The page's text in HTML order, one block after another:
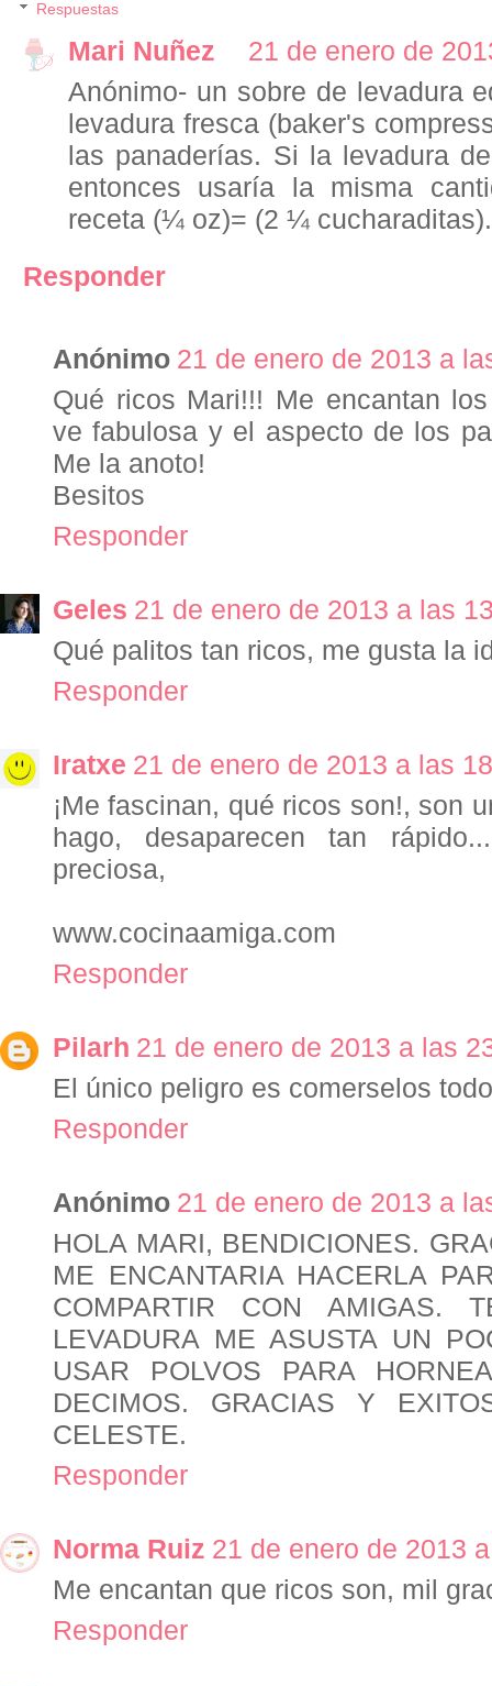
Respuestas
Mari Nuñez
21 de enero de
Anónimo- un sobre de levadura
levadura fresca (baker's
las panaderías. Si la levadura
entonces usaría la misma
receta (¼ oz)= (2 ¼ cucharaditas).
Responder
Anónimo 21 de enero de 2013 a
Qué ricos Mari!!! Me encantan
ve fabulosa y el aspecto de los
Me la anoto!
Besitos
Responder
Geles 21 de enero de 2013 a las
Qué palitos tan ricos, me gusta la
Responder
Iratxe 21 de enero de 2013 a las
¡Me fascinan, qué ricos son!, son
hago, desaparecen tan
preciosa,
www.cocinaamiga.com
Responder
Pilarh 21 de enero de 2013 a las
El único peligro es comerselos
Responder
Anónimo 21 de enero de 2013 a
HOLA MARI, BENDICIONES.
ME ENCANTARIA HACERLA
COMPARTIR CON AMIGAS.
LEVADURA ME ASUSTA UN
USAR POLVOS PARA
DECIMOS. GRACIAS Y
CELESTE.
Responder
Norma Ruiz 21 de enero de 2013
Me encantan que ricos son, mil
Responder